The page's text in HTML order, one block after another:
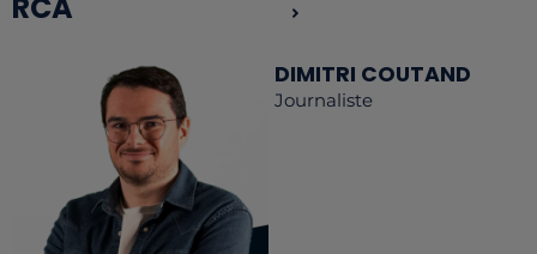
RCA
DIMITRI COUTAND
Journaliste